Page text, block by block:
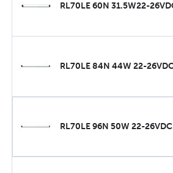
RL70LE 60N 31.5W22-
RL70LE 84N 44W 22-
RL70LE 96N 50W 22-